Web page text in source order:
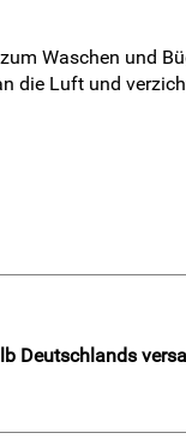
Waschen und
die Luft und
Deutschlands